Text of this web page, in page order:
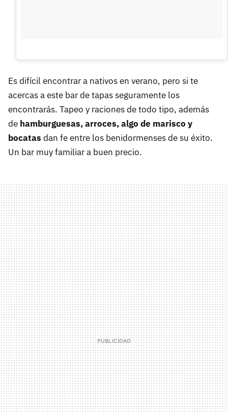
Es difícil encontrar a nativos en verano, pero si te
acercas a este bar de tapas seguramente los
encontrarás. Tapeo y raciones de todo tipo, además
de hamburguesas, arroces, algo de marisco y
bocatas dan fe entre los benidormenses de su éxito.
Un bar muy familiar a buen precio.